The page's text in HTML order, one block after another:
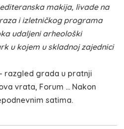
makija, livade na
i izletničkog programa
udaljeni arheološki
u kojem u skladnoj zajednici
razgled grada u pratnji
vrata, Forum … Nakon
satima.